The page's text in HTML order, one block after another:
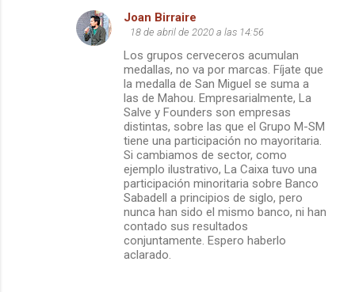
Joan Birraire
18 de abril de 2020 a las 14:56
Los grupos cerveceros acumulan
medallas, no va por marcas. Fíjate que
la medalla de San Miguel se suma a
las de Mahou. Empresarialmente, La
Salve y Founders son empresas
distintas, sobre las que el Grupo M-SM
tiene una participación no mayoritaria.
Si cambiamos de sector, como
ejemplo ilustrativo, La Caixa tuvo una
participación minoritaria sobre Banco
Sabadell a principios de siglo, pero
nunca han sido el mismo banco, ni han
contado sus resultados
conjuntamente. Espero haberlo
aclarado.